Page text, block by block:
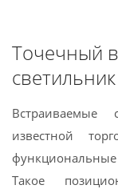
Точечный
Встраиваемые
известной
Такое